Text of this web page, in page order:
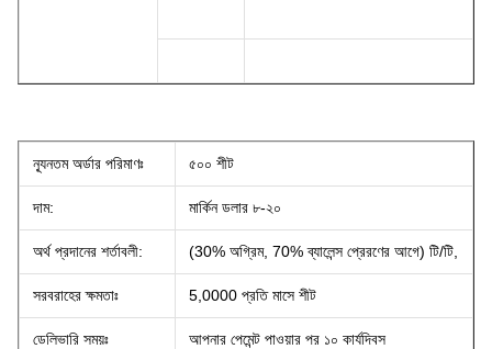
ন্যূনতম অর্ডার পরিমাণঃ ৫০০ শীট
দাম: মার্কিন ডলার ৮-২০
অর্থ প্রদানের শর্তাবলী: (30% অগ্রিম, 70% ব্যালেন্স প্রেরণের আগে) টি/টি,
সরবরাহের ক্ষমতাঃ 5,0000 প্রতি মাসে শীট
ডেলিভারি সময়ঃ আপনার পেমেন্ট পাওয়ার পর ১০ কার্যদিবস